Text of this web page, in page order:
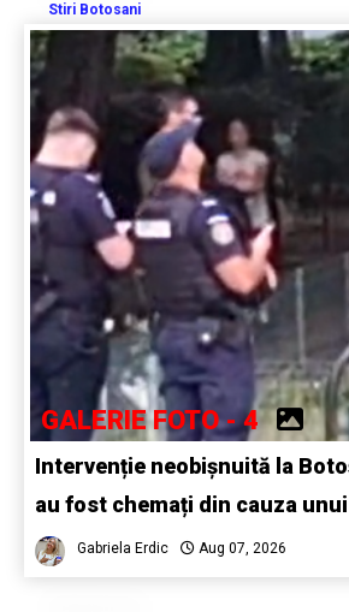
Stiri Botosani
GALERIE FOTO - 4
Intervenție neobișnuită la
au fost chemați din cauza
Gabriela Erdic Aug 07, 2026